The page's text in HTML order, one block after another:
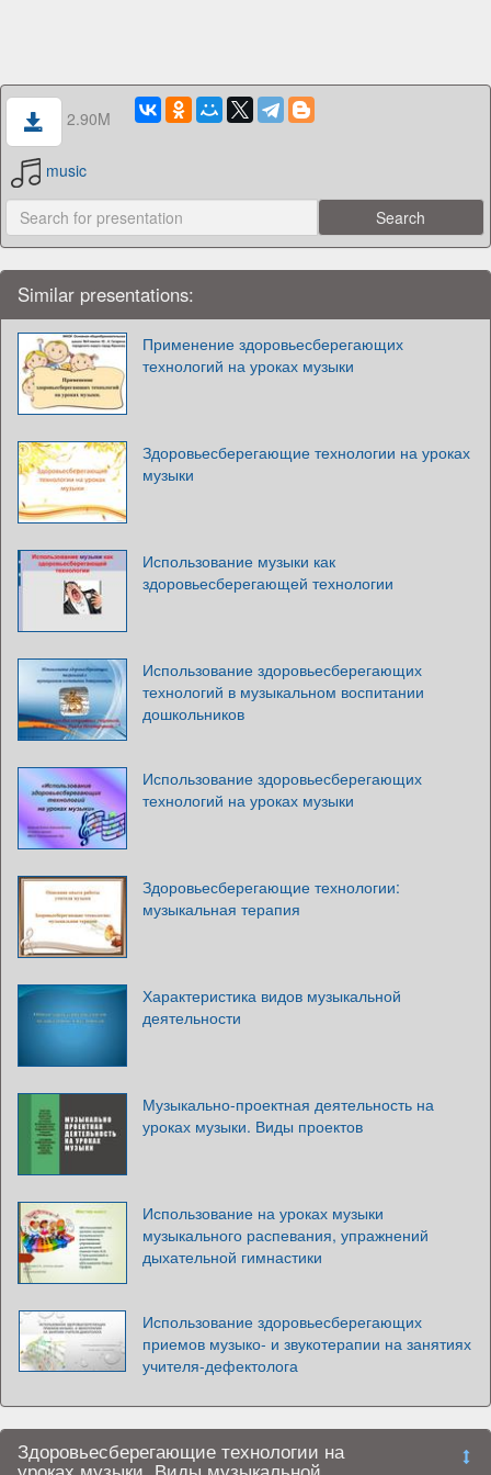
2.90M
music
Similar presentations:
Применение здоровьесберегающих
технологий на уроках музыки
Здоровьесберегающие технологии на уроках
музыки
Использование музыки как
здоровьесберегающей технологии
Использование здоровьесберегающих
технологий в музыкальном воспитании
дошкольников
Использование здоровьесберегающих
технологий на уроках музыки
Здоровьесберегающие технологии:
музыкальная терапия
Характеристика видов музыкальной
деятельности
Музыкально-проектная деятельность на
уроках музыки. Виды проектов
Использование на уроках музыки
музыкального распевания, упражнений
дыхательной гимнастики
Использование здоровьесберегающих
приемов музыко- и звукотерапии на занятиях
учителя-дефектолога
Здоровьесберегающие технологии на